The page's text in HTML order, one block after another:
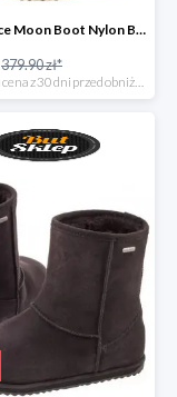
Śniegowce Moon Boot Nylon Bouganville Kids
379.90 zł*